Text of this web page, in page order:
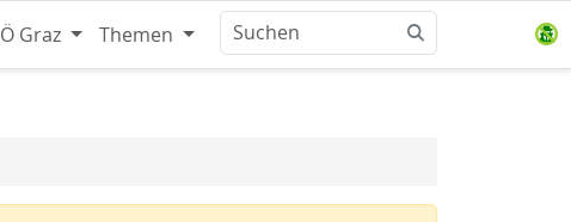
Graz Themen